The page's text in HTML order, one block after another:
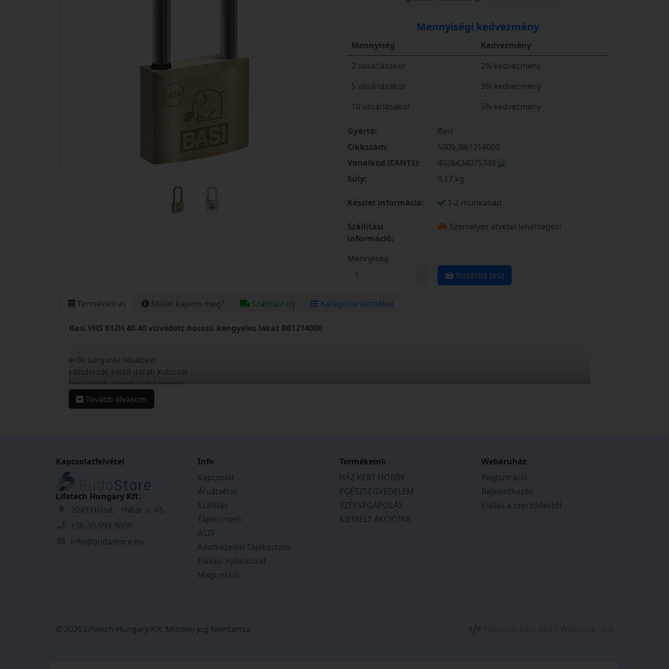
Mennyiségi kedvezmény
Mennyiség
Kedvezmény
2 vásárlásakor
2% kedvezmény
5 vásárlásakor
3% kedvezmény
10 vásárlásakor
5% kedvezmény
Gyártó:
Basi
Cikkszám:
S005_B61214000
Vonalkód (EAN13):
4026434075748
Súly:
0,17 kg
Készlet információ: 1-2 munkanap
Szállítási
információ:
Személyes átvétel lehetséges!
Mennyiség
Kosárba tesz
Termékleírás Mikor kapom meg? Szállítási díj Kategória termékei
Basi VHS 612H 40 40 vízvédett hosszú kengyeles lakat B61214000
erős sárgaréz lakattest
cilinderzár, kettő darab kulccsal
hosszított, edzett acél kengyel
kétoldali reteszeléssel
vízbejutást megakadályozó gumigyűrűvel
Zárszerkezet:
Kengyel vastagság:
Kengyel magasság: 40mm
Szélesség:
40
Anyag:
Réz
Tömeg:
Tovább olvasom
Kapcsolatfelvétel
Lifetech Hungary Kft.
2049 Diósd, Határ u. 43.
+36-30-999-9800
info@budastore.hu
Info
Kapcsolat
Áruátvétel
Szállítás
Tájékoztató
ÁSZF
Adatkezelési Tájékoztató
Elállási nyilatkozat
Magunkról
Termékeink
HÁZ KERT HOBBY
EGÉSZSÉGVÉDELEM
SZÉPSÉGÁPOLÁS
KIEMELT AKCIÓINK
Webáruház
Regisztráció
Bejelentkezés
Elállás a szerződéstől
© 2026 Lifetech Hungary Kft. Minden jog fenntartva.